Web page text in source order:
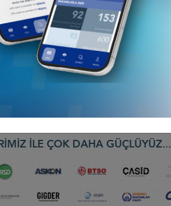
İLE ÇOK DAHA GÜÇLÜYÜZ...